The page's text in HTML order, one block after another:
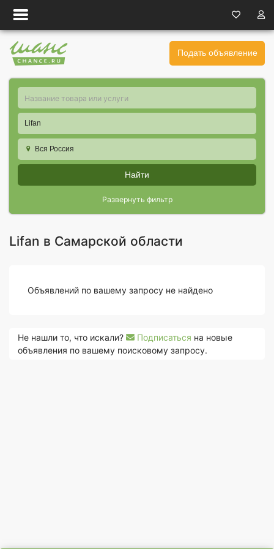
Подать объявление
Lifan
Вся Россия
Найти
Развернуть фильтр
Lifan в Самарской области
Объявлений по вашему запросу не найдено
Не нашли то, что искали? Подписаться на новые
объявления по вашему поисковому запросу.